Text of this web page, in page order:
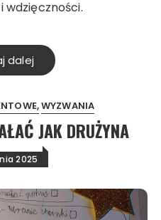
wdzięczności.
dalej
WYZWANIA
JAK DRUŻYNA
2025